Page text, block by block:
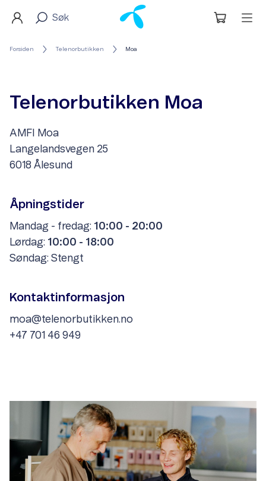
Forsiden Telenorbutikken Moa
Telenorbutikken Moa
AMFI Moa
Langelandsvegen 25
6018 Ålesund
Åpningstider
Mandag - fredag: 10:00 - 20:00
Lørdag: 10:00 - 18:00
Søndag: Stengt
Kontaktinformasjon
moa@telenorbutikken.no
+47 701 46 949